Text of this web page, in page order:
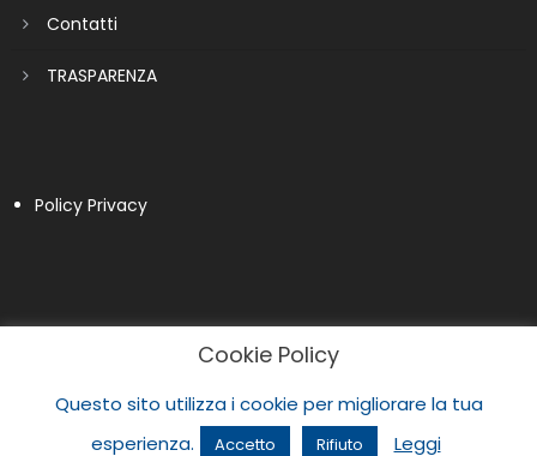
Contatti
TRASPARENZA
Policy Privacy
Cookie Policy
Questo sito utilizza i cookie per migliorare la tua
esperienza.
Accetto Rifiuto Leggi